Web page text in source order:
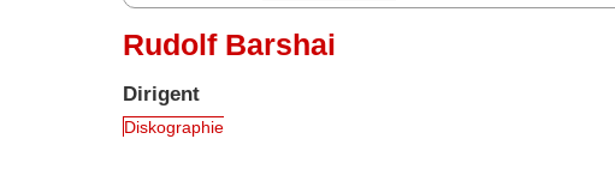
Rudolf Barshai
Dirigent
Diskographie